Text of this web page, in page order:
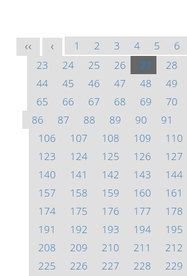
<< < 1 2 3 4 5 6
23
24 25 26 27 28
44
45 46 47 48 49
65
66 67 68 69 70
86
87 88 89 90 91
106
107 108 109 110
123
124 125 126 127
140
141 142 143 144
157
158 159 160 161
174
175 176 177 178
191
192 193 194 195
208
209 210 211 212
225
226 227 228 229